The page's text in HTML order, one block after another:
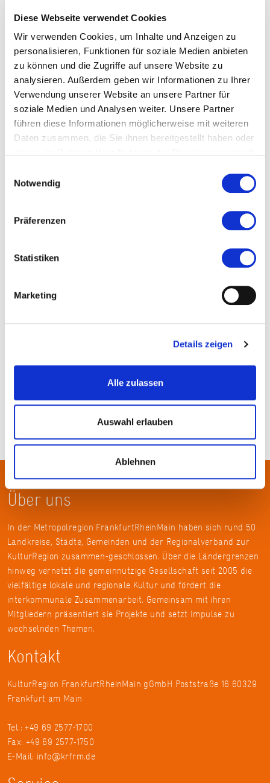
Diese Webseite verwendet Cookies
Wir verwenden Cookies, um Inhalte und Anzeigen zu
personalisieren, Funktionen für soziale Medien anbieten
zu können und die Zugriffe auf unsere Website zu
analysieren. Außerdem geben wir Informationen zu Ihrer
Verwendung unserer Website an unsere Partner für
soziale Medien und Analysen weiter. Unsere Partner
führen diese Informationen möglicherweise mit weiteren
Daten zusammen, die Sie ihnen bereitgestellt haben oder
Notwendig
Präferenzen
Statistiken
Marketing
Details zeigen
Alle zulassen
Auswahl erlauben
Ablehnen
a. zwei Unterkunftshäuser für ledige Arbeiter und Ein-
und Mehrfamilienhäuser mit verbilligter Miete für
Verheiratete zur Verfügung. Noch heute sind die Villa
Schaller und die Arbeiterhäuser an der
Hohemarkstraße zu sehen.
ÖPNV: U3 Haltestelle Hohe Mark
#Lokaler Routenführer Vorderer Taunus
61440 Oberursel (Taunus)
Über uns
In der Metropolregion FrankfurtRheinMain haben sich rund 50
Landkreise, Städte, Gemeinden und der Regionalverband zur
KulturRegion zusammen-geschlossen. Über die Ländergrenzen
hinweg vernetzt die gemeinnützige Gesellschaft seit 2005 die
vielfältige lokale und regionale Kultur und fördert die
interkommunale Zusammenarbeit. Gemeinsam mit ihren
Mitgliedern präsentiert sie Projekte und setzt Impulse zu
wechselnden Themen.
Kontakt
KulturRegion FrankfurtRheinMain gGmbH Poststraße 16 60329
Frankfurt am Main
Tel.: +49 69 2577-1700
Fax: +49 69 2577-1750
E-Mail: info@krfrm.de